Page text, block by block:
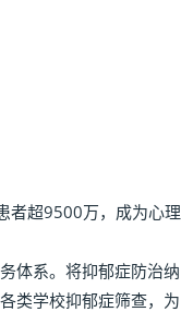
者超9500万，成为心理
体系。将抑郁症防治纳
类学校抑郁症筛查，为